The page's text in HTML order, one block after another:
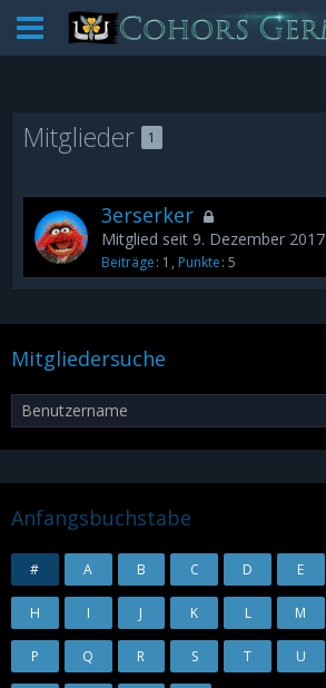
Mitglieder 1
3erserker
Mitglied seit 9. Dezember 2017
Beiträge 1 Punkte 5
Mitgliedersuche
Anfangsbuchstabe
# A B C D E
H I J K L M
P Q R S T U